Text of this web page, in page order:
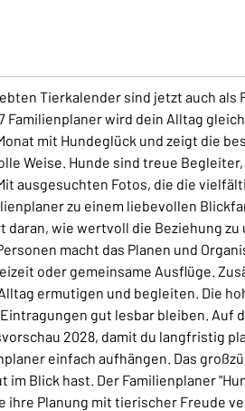
Tierkalender sind jetzt auch als
Familienplaner wird dein Alltag
mit Hundeglück und zeigt die
Weise. Hunde sind treue
ausgesuchten Fotos, die die
zu einem liebevollen
daran, wie wertvoll die Beziehung
macht das Planen und
oder gemeinsame Ausflüge.
ermutigen und begleiten. Die
gut lesbar bleiben. Auf
2028, damit du langfristig
einfach aufhängen. Das
im Blick hast. Der Familienplaner
ihre Planung mit tierischer Freude